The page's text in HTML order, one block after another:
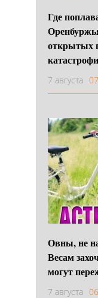
Где
открытых
7 августа
Овны, не
Весам
могут
7 августа